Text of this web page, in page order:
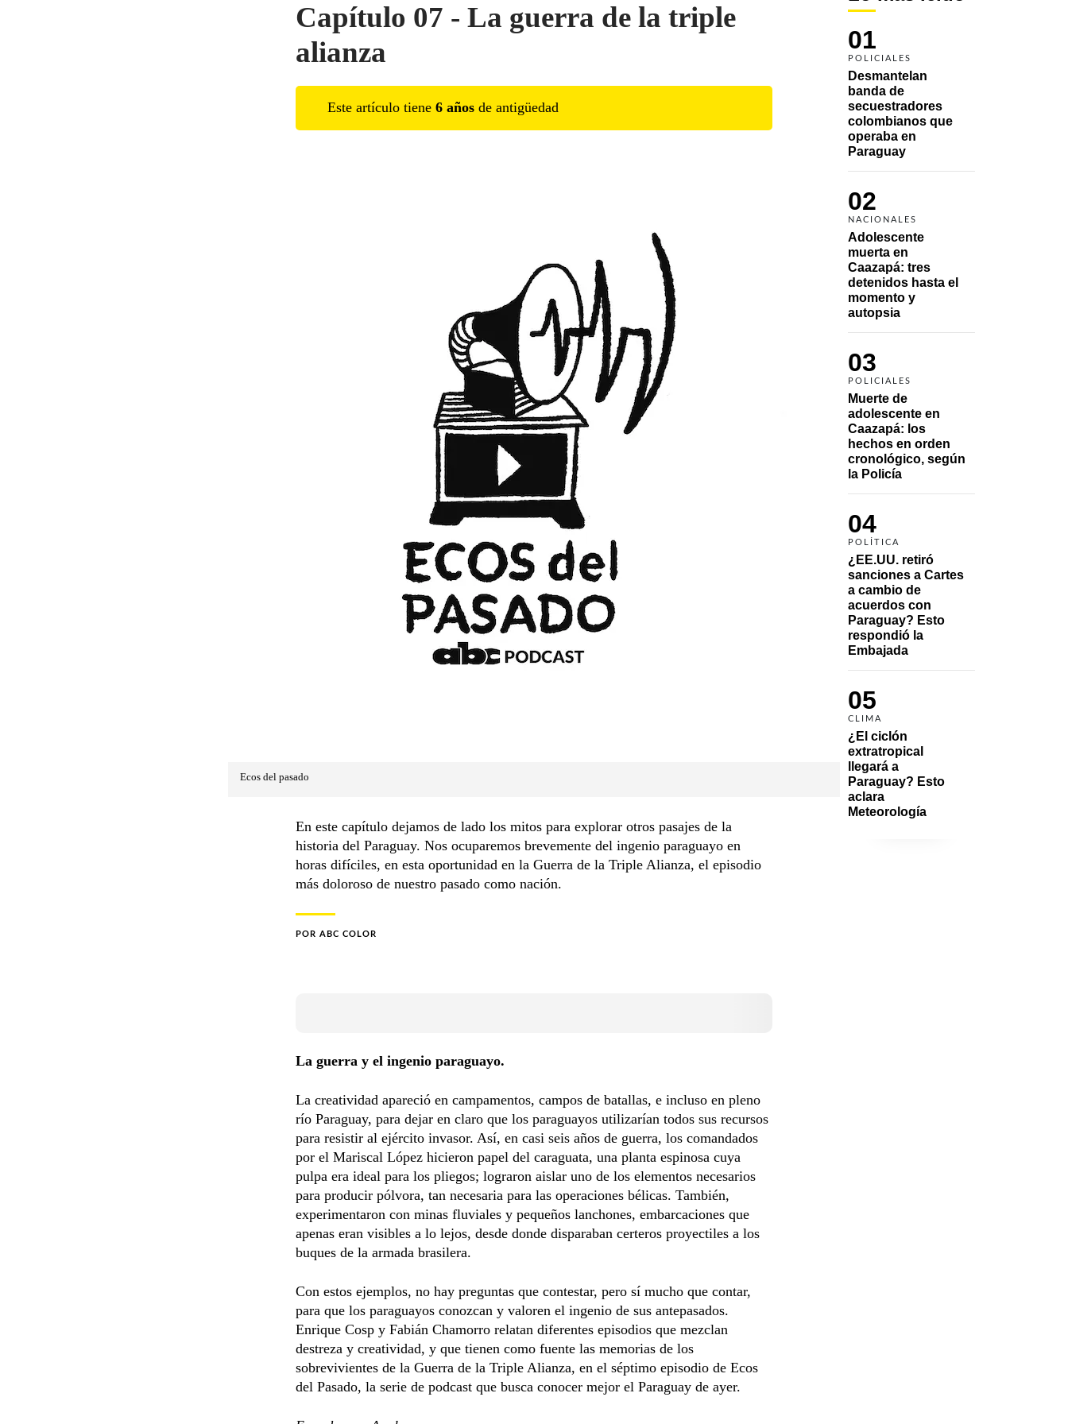
01
POLICIALES
Desmantelan
banda de
secuestradores
colombianos que
operaba en
Paraguay
02
NACIONALES
Adolescente
muerta en
Caazapá: tres
detenidos hasta el
momento y
autopsia
03
POLICIALES
Muerte de
adolescente en
Caazapá: los
hechos en orden
cronológico, según
la Policía
04
POLÍTICA
¿EE.UU. retiró
sanciones a Cartes
a cambio de
acuerdos con
Paraguay? Esto
respondió la
Embajada
05
CLIMA
¿El ciclón
extratropical
llegará a
Paraguay? Esto
aclara
Meteorología
Capítulo 07 - La guerra de la triple
alianza
Este artículo tiene 6 años de antigüedad
Ecos del pasado
En este capítulo dejamos de lado los mitos para explorar otros pasajes de la
historia del Paraguay. Nos ocuparemos brevemente del ingenio paraguayo en
horas difíciles, en esta oportunidad en la Guerra de la Triple Alianza, el episodio
más doloroso de nuestro pasado como nación.
POR ABC COLOR
La guerra y el ingenio paraguayo.
La creatividad apareció en campamentos, campos de batallas, e incluso en pleno
río Paraguay, para dejar en claro que los paraguayos utilizarían todos sus recursos
para resistir al ejército invasor. Así, en casi seis años de guerra, los comandados
por el Mariscal López hicieron papel del caraguata, una planta espinosa cuya
pulpa era ideal para los pliegos; lograron aislar uno de los elementos necesarios
para producir pólvora, tan necesaria para las operaciones bélicas. También,
experimentaron con minas fluviales y pequeños lanchones, embarcaciones que
apenas eran visibles a lo lejos, desde donde disparaban certeros proyectiles a los
buques de la armada brasilera.
Con estos ejemplos, no hay preguntas que contestar, pero sí mucho que contar,
para que los paraguayos conozcan y valoren el ingenio de sus antepasados.
Enrique Cosp y Fabián Chamorro relatan diferentes episodios que mezclan
destreza y creatividad, y que tienen como fuente las memorias de los
sobrevivientes de la Guerra de la Triple Alianza, en el séptimo episodio de Ecos
del Pasado, la serie de podcast que busca conocer mejor el Paraguay de ayer.